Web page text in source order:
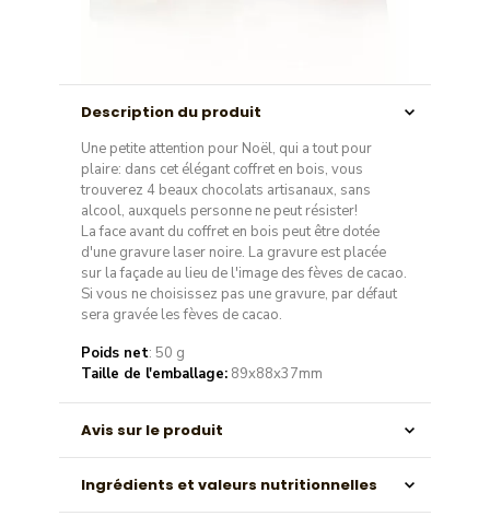
Description du produit
Une petite attention pour Noël, qui a tout pour
plaire: dans cet élégant coffret en bois, vous
trouverez 4 beaux chocolats artisanaux, sans
alcool, auxquels personne ne peut résister!
La face avant du coffret en bois peut être dotée
d'une gravure laser noire. La gravure est placée
sur la façade au lieu de l'image des fèves de cacao.
Si vous ne choisissez pas une gravure, par défaut
sera gravée les fèves de cacao.
Poids net: 50 g
Taille de l'emballage: 89x88x37mm
Avis sur le produit
Ingrédients et valeurs nutritionnelles